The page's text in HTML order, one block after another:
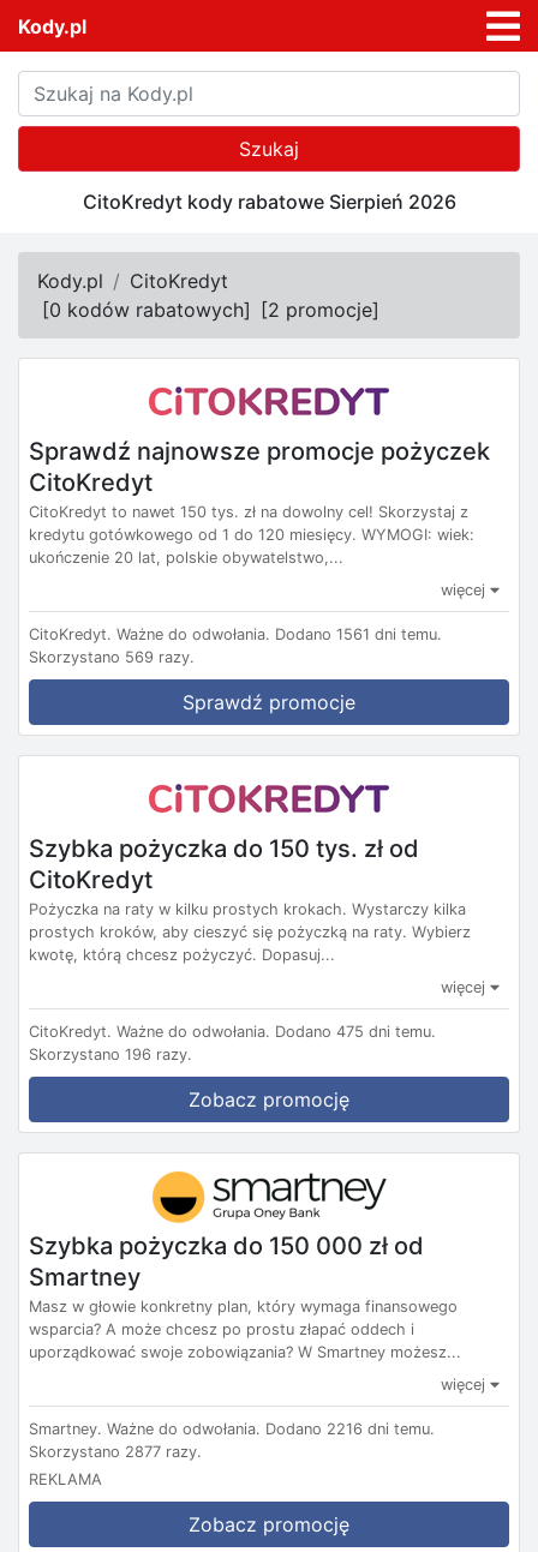
Kody.pl
Szukaj
CitoKredyt kody rabatowe Sierpień 2026
Kody.pl
CitoKredyt
[0 kodów rabatowych] [2 promocje]
Sprawdź najnowsze promocje pożyczek
CitoKredyt
CitoKredyt to nawet 150 tys. zł na dowolny cel! Skorzystaj z
kredytu gotówkowego od 1 do 120 miesięcy. WYMOGI: wiek:
ukończenie 20 lat, polskie obywatelstwo,...
więcej
CitoKredyt. Ważne do odwołania. Dodano 1561 dni temu.
Skorzystano 569 razy.
Sprawdź promocje
Szybka pożyczka do 150 tys. zł od
CitoKredyt
Pożyczka na raty w kilku prostych krokach. Wystarczy kilka
prostych kroków, aby cieszyć się pożyczką na raty. Wybierz
kwotę, którą chcesz pożyczyć. Dopasuj...
więcej
CitoKredyt. Ważne do odwołania. Dodano 475 dni temu.
Skorzystano 196 razy.
Zobacz promocję
Szybka pożyczka do 150 000 zł od
Smartney
Masz w głowie konkretny plan, który wymaga finansowego
wsparcia? A może chcesz po prostu złapać oddech i
uporządkować swoje zobowiązania? W Smartney możesz...
więcej
Smartney. Ważne do odwołania. Dodano 2216 dni temu.
Skorzystano 2877 razy.
REKLAMA
Zobacz promocję